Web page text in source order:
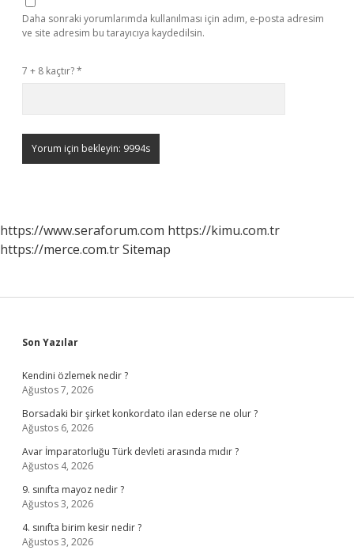
Daha sonraki yorumlarımda kullanılması için adım, e-posta adresim
ve site adresim bu tarayıcıya kaydedilsin.
7 + 8 kaçtır?*
https://www.seraforum.com https://kimu.com.tr
https://merce.com.trSitemap
Sidebar
Son Yazılar
Kendini özlemek nedir ?
Ağustos 7, 2026
Borsadaki bir şirket konkordato ilan ederse ne olur ?
Ağustos 6, 2026
Avar İmparatorluğu Türk devleti arasında mıdır ?
Ağustos 4, 2026
9. sınıfta mayoz nedir ?
Ağustos 3, 2026
4. sınıfta birim kesir nedir ?
Ağustos 3, 2026